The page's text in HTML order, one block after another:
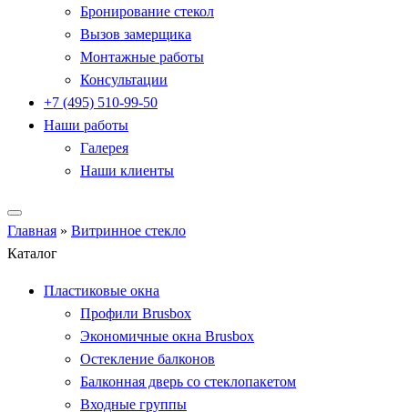
Бронирование стекол
Вызов замерщика
Монтажные работы
Консультации
+7 (495) 510-99-50
Наши работы
Галерея
Наши клиенты
Главная » Витринное стекло
Каталог
Пластиковые окна
Профили Brusbox
Экономичные окна Brusbox
Остекление балконов
Балконная дверь со стеклопакетом
Входные группы